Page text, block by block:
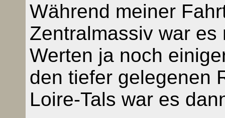
Während meiner
Zentralmassiv war
Werten ja noch
den tiefer gelegenen
Loire-Tals war es